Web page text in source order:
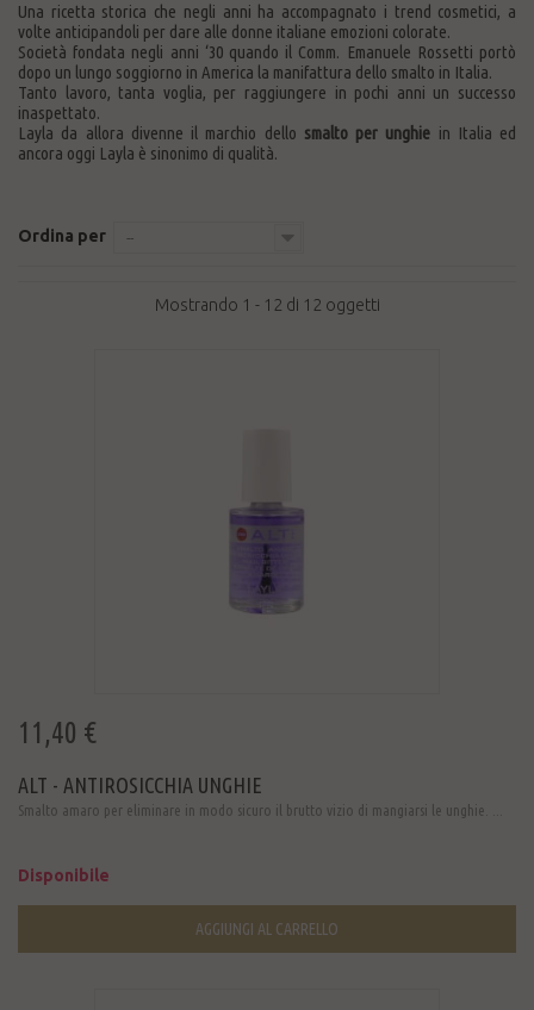
Una ricetta storica che negli anni ha accompagnato i trend cosmetici, a
volte anticipandoli per dare alle donne italiane emozioni colorate.
Società fondata negli anni ‘30 quando il Comm. Emanuele Rossetti portò
dopo un lungo soggiorno in America la manifattura dello smalto in Italia.
Tanto lavoro, tanta voglia, per raggiungere in pochi anni un successo
inaspettato.
Layla da allora divenne il marchio dello smalto per unghie in Italia ed
ancora oggi Layla è sinonimo di qualità.
Ordina per --
Mostrando 1 - 12 di 12 oggetti
11,40 €
ALT - ANTIROSICCHIA UNGHIE
Smalto amaro per eliminare in modo sicuro il brutto vizio di mangiarsi le unghie. ...
Disponibile
AGGIUNGI AL CARRELLO